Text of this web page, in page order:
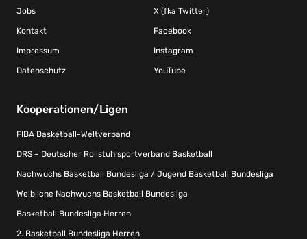
Jobs
Kontakt
Impressum
Datenschutz
X (fka Twitter)
Facebook
Instagram
YouTube
Kooperationen/Ligen
FIBA Basketball-Weltverband
DRS – Deutscher Rollstuhlsportverband Basketball
Nachwuchs Basketball Bundesliga / Jugend Basketball Bundesliga
Weibliche Nachwuchs Basketball Bundesliga
Basketball Bundesliga Herren
2. Basketball Bundesliga Herren